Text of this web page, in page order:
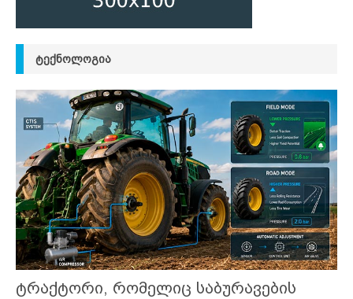
ᲢᲔᲥᲜᲝᲚᲝᲒᲘᲐ
ტრაქტორი, რომელიც საბურავების